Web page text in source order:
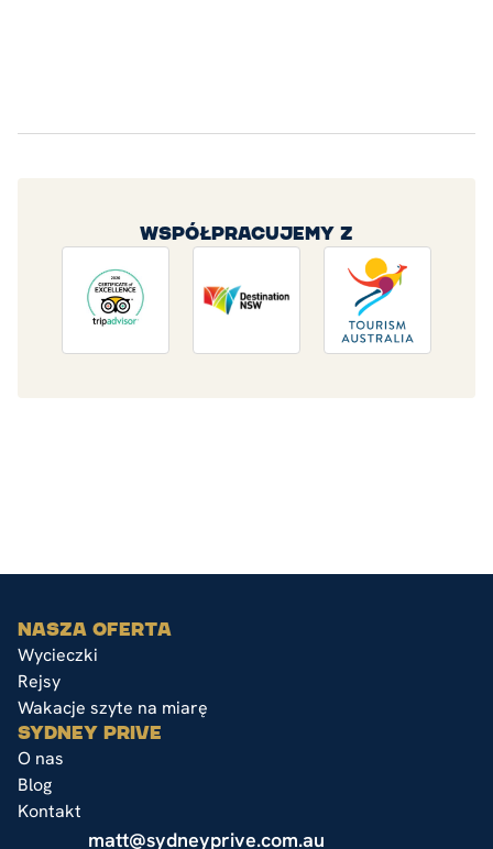
WSPÓŁPRACUJEMY Z
NASZA OFERTA
Wycieczki
Rejsy
Wakacje szyte na miarę
SYDNEY PRIVE
O nas
Blog
Kontakt
matt@sydneyprive.com.au